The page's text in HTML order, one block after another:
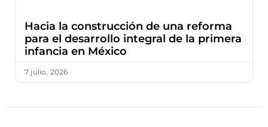
Hacia la construcción de una reforma
para el desarrollo integral de la primera
infancia en México
7 julio, 2026